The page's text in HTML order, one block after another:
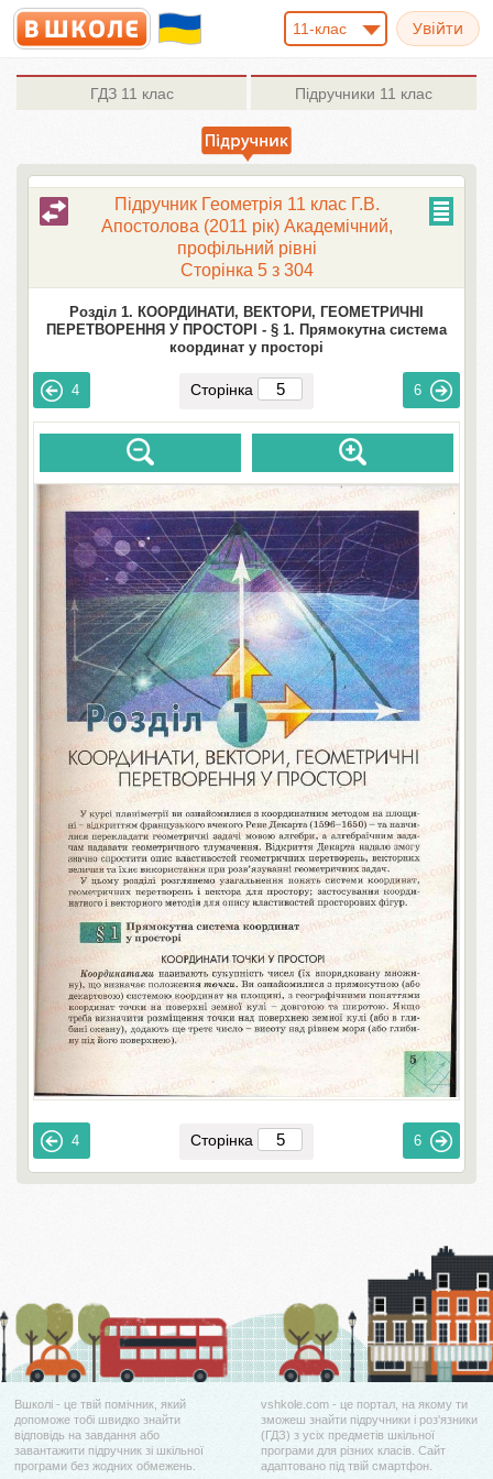
11-клас
ГДЗ11 клас Підручники 11 клас
Підручник Геометрія 11 клас Г.В.
Апостолова (2011 рік) Академічний,
профільний рівні
Сторінка 5 з 304
Розділ 1. КООРДИНАТИ, ВЕКТОРИ, ГЕОМЕТРИЧНІ
ПЕРЕТВОРЕННЯ У ПРОСТОРІ - § 1. Прямокутна система
координат у просторі
4 Сторінка 6
4 Сторінка 6
Вшколі - це твій помічник, який
допоможе тобі швидко знайти
відповідь на завдання або
завантажити підручник зі шкільної
програми без жодних обмежень.
vshkole.com - це портал, на якому ти
зможеш знайти підручники і роз'язники
(ГДЗ) з усіх предметів шкільної
програми для різних класів. Сайт
адаптовано під твій смартфон.